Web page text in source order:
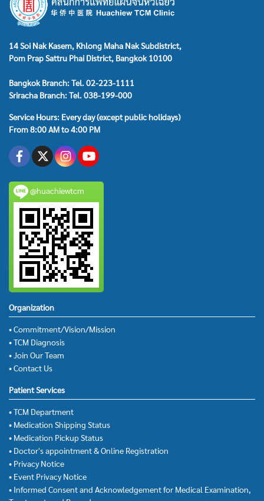
14 Soi Nak Kasem, Khlong Maha Nak Subdistrict,
Pom Prap Sattru Phai District, Bangkok 10100
Bangkok Branch: Tel. 02-223-1111
Sriracha Branch: Tel. 038-199-000
Service Hours: Every day (except public holidays)
From 8:00 AM to 4:00 PM
@huachiewtcm
Organization
• Commitment/Vision/Mission
• TCM Diagnosis
• Join Our Team
• Contact Us
Patient Services
• TCM Department
• Medication Shipping Status
• Medication Pickup Status
• Doctor's appointment & Online Registration
• Privacy Notice
• Event Privacy Notice
• Informed Consent and Acknowledgement for Medical Examination,